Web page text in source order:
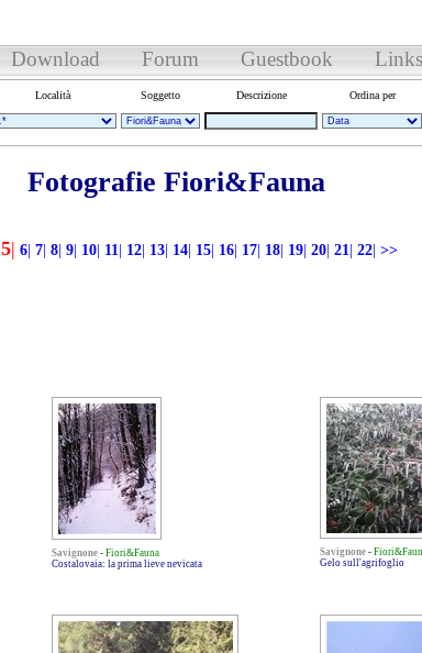
Download Forum Guestbook Links
Località Soggetto Descrizione Ordina per
Fotografie Fiori&Fauna
5| 6 7 8 9 10 11 12 13 14 15 16 17 18 19 20 21 22 >>
Savignone - Fiori&Fauna
Costalovaia: la prima lieve nevicata
Savignone -
Gelo sull'agrifoglio